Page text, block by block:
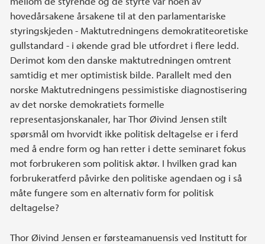
hovedårsakene årsakene til at den parlamentariske
styringskjeden - Maktutredningens demokratiteoretiske
gullstandard - i økende grad ble utfordret i flere ledd.
Derimot kom den danske maktutredningen omtrent
samtidig et mer optimistisk bilde. Parallelt med den
norske Maktutredningens pessimistiske diagnostisering
av det norske demokratiets formelle
representasjonskanaler, har Thor Øivind Jensen stilt
spørsmål om hvorvidt ikke politisk deltagelse er i ferd
med å endre form og han retter i dette seminaret fokus
mot forbrukeren som politisk aktør. I hvilken grad kan
forbrukeratferd påvirke den politiske agendaen og i så
måte fungere som en alternativ form for politisk
deltagelse?
Thor Øivind Jensen er førsteamanuensis ved Institutt for